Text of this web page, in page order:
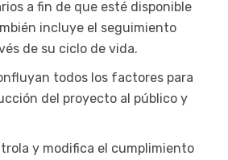
a fin de que esté disponible
incluye el seguimiento
de su ciclo de vida.
todos los factores para
del proyecto al público y
y modifica el cumplimiento